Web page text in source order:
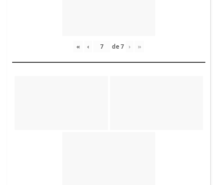
« ‹ de7 › »